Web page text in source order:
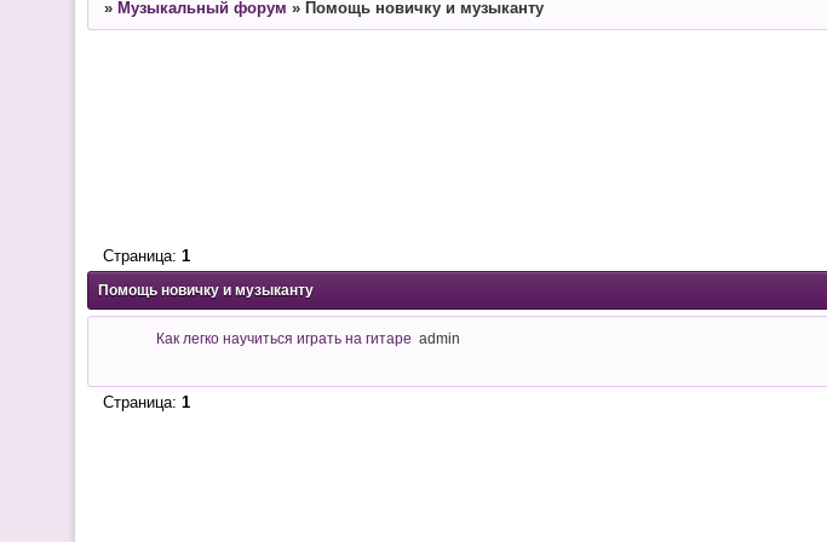
» Музыкальный форум » Помощь новичку и музыканту
Помощь новичку и музыканту
Страница: 1
Как легко научиться играть на гитаре admin
Страница: 1